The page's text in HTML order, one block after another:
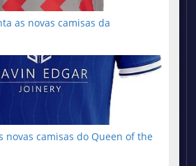
as novas camisas da
novas camisas do Queen of the